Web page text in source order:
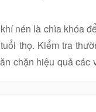
thiện đáng...
nén là chìa khóa
thọ. Kiểm tra
chặn hiệu quả các